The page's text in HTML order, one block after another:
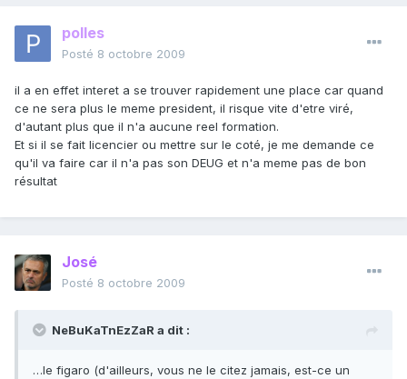
polles
Posté 8 octobre 2009
il a en effet interet a se trouver rapidement une place car quand
ce ne sera plus le meme president, il risque vite d'etre viré,
d'autant plus que il n'a aucune reel formation.
Et si il se fait licencier ou mettre sur le coté, je me demande ce
qu'il va faire car il n'a pas son DEUG et n'a meme pas de bon
résultat
José
Posté 8 octobre 2009
NeBuKaTnEzZaR a dit :
…le figaro (d'ailleurs, vous ne le citez jamais, est-ce un